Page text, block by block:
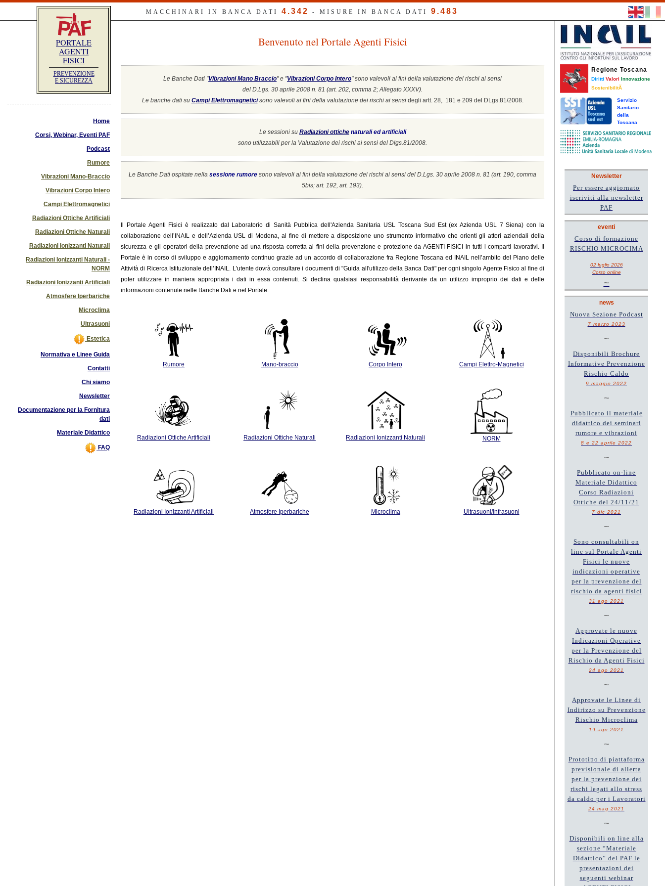
MACCHINARI IN BANCA DATI 4.342 - MISURE IN BANCA DATI 9.483
PORTALE
AGENTI
FISICI
PREVENZIONE
E SICUREZZA
Home
Corsi, Webinar, Eventi PAF
Podcast
Rumore
Vibrazioni Mano-Braccio
Vibrazioni Corpo Intero
Campi Elettromagnetici
Radiazioni Ottiche Artificiali
Radiazioni Ottiche Naturali
Radiazioni Ionizzanti Naturali
Radiazioni Ionizzanti Naturali -
NORM
Radiazioni Ionizzanti Artificiali
Atmosfere Iperbariche
Microclima
Ultrasuoni
Estetica
Normativa e Linee Guida
Contatti
Chi siamo
Newsletter
Documentazione per la Fornitura
dati
Materiale Didattico
FAQ
Benvenuto nel Portale Agenti Fisici
Le Banche Dati "Vibrazioni Mano Braccio" e "Vibrazioni Corpo Intero"sono valevoli ai fini della valutazione dei rischi ai sensi
del D.Lgs. 30 aprile 2008 n. 81 (art. 202, comma 2; Allegato XXXV).
Le banche dati su Campi Elettromagneticisono valevoli ai fini della valutazione dei rischi ai sensi degli artt. 28, 181 e 209 del DLgs.81/2008.
Le sessioni su Radiazioni ottiche naturali ed artificiali
sono utilizzabili per la Valutazione dei rischi ai sensi del Dlgs.81/2008.
Le Banche Dati ospitate nella sessione rumore sono valevoli ai fini della valutazione dei rischi ai sensi del D.Lgs. 30 aprile 2008 n. 81 (art. 190, comma
5bis; art. 192, art. 193).
Portale Agenti Fisici è realizzato dal Laboratorio di Sanità Pubblica dell'Azienda Sanitaria USL Toscana Sud Est (ex Azienda USL 7 Siena) con la
collaborazione dell’INAIL e dell’Azienda USL di Modena, al fine di mettere a disposizione uno strumento informativo che orienti gli attori aziendali della
sicurezza e gli operatori della prevenzione ad una risposta corretta ai fini della prevenzione e protezione da AGENTI FISICI in tutti i comparti lavorativi. Il
Portale è in corso di sviluppo e aggiornamentocontinuo grazie ad un accordo di collaborazione fra Regione Toscana ed INAIL nell’ambito del Piano delle
Attività di Ricerca Istituzionale dell’INAIL. L'utente dovrà consultare i documenti di "Guida all'utilizzo della Banca Dati" per ogni singolo Agente Fisico al fine di
poter utilizzare in maniera appropriata i dati in essa contenuti. Si declina qualsiasi responsabilità derivante da un utilizzo improprio dei dati e delle
informazioni contenute nelle Banche Dati e nel Portale.
Rumore Mano-braccio Corpo Intero Campi Elettro-Magnetici
Radiazioni Ottiche Artificiali Radiazioni Ottiche Naturali Radiazioni Ionizzanti Naturali NORM
Radiazioni Ionizzanti Artificiali Atmosfere Iperbariche Microclima Ultrasuoni/Infrasuoni
Regione Toscana
Diritti Valori Innovazione
SostenibilitÃ
Servizio
Sanitario
della
Toscana
Newsletter
Per essere aggiornato
iscriviti alla newsletter
PAF
eventi
Corso di formazione
RISCHIO MICROCIMA
02 luglio 2026
Corso online
~
news
Nuova Sezione Podcast
7 marzo 2023
~
Disponibili Brochure
Informative Prevenzione
Rischio Caldo
9 maggio 2022
~
Pubblicato il materiale
didattico dei seminari
rumore e vibrazioni
8 e 22 aprile 2022
~
Pubblicato on-line
Materiale Didattico
Corso Radiazioni
Ottiche del 24/11/21
7 dic 2021
~
Sono consultabili on
line sul Portale Agenti
Fisici le nuove
indicazioni operative
per la prevenzione del
rischio da agenti fisici
31 ago 2021
~
Approvate le nuove
Indicazioni Operative
per la Prevenzione del
Rischio da Agenti Fisici
24 ago 2021
~
Approvate le Linee di
Indirizzo su Prevenzione
Rischio Microclima
19 ago 2021
~
Prototipo di piattaforma
previsionale di allerta
per la prevenzione dei
rischi legati allo stress
da caldo per i Lavoratori
24 mag 2021
~
Disponibili on line alla
sezione “Materiale
Didattico” del PAF le
presentazioni dei
seguenti webinar